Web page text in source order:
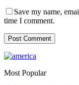
Save my name,
time I comment.
Most Popular